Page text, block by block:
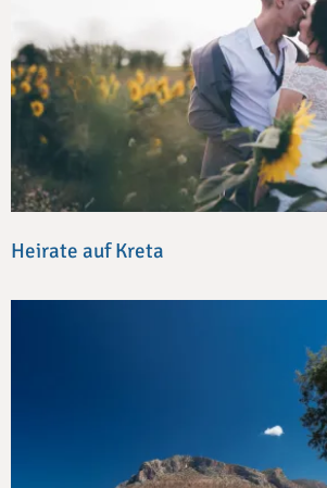
Heirate auf Kreta